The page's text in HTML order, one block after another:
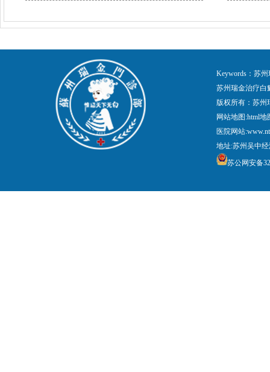
Keywords：苏
苏州瑞金治疗白
版权所有：苏
网站地图:html地
医院网站
地址:苏州吴中
苏公网安备